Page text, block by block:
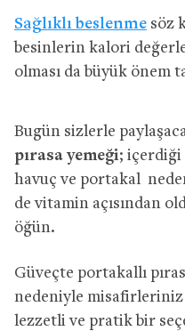
Sağlıklı beslenme söz
besinlerin kalori
olması da büyük önem
Bugün sizlerle
pırasa yemeği; içerdiği
havuç ve portakal
de vitamin açısından
öğün.
Güveçte portakallı
nedeniyle
lezzetli ve pratik bir